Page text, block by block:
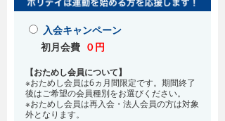
入会キャンペーン
初月会費 ０円
【おためし会員について】
※おためし会員は6ヵ月間限定です。期間終了
後はご希望の会員種別をお選びください。
※おためし会員は再入会・法人会員の方は対象
外となります。